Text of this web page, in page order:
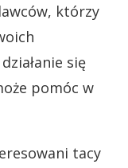
którzy
się
pomóc w
tacy